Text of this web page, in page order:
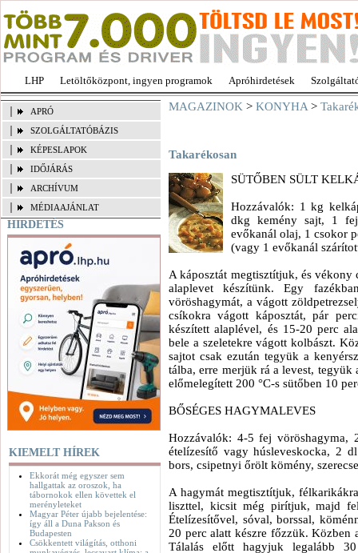
LHP Letöltőközpont, ingyen programok Apróhirdetések
APRÓ
SZOLGÁLTATÓBÁZIS
KÉPESLAPOK
IDŐJÁRÁS
ARCHÍVUM
MÉDIAAJÁNLAT
HIRDETÉS
KIEMELT HÍREK
Ekkorát még egyszer sem
hallgattak az oroszok, ha
tábornokok ellen követtek el
merényleteket
Magyar Péter újabb bejelentése:
így áll a Duna Pakson és
Budapesten
Csökkentett világítás, otthoni
MAGAZINOK > KONYHA >
Takarékosan
SÜTŐBEN SÜLT
Hozzávalók: 1 kg
dkg kemény sajt, 1
evőkanál olaj, 1 csokor
(vagy 1 evőkanál
A káposztát megtisztítjuk, és
alaplevet készítünk. Egy
vöröshagymát, a vágott
csíkokra vágott káposztát, pár
készített alaplével, és 15-20 perc
bele a szeletekre vágott kolbászt.
sajtot csak ezután tegyük a
tálba, erre merjük rá a levest, tegyük
előmelegített 200 °C-s sütőben 10
BŐSÉGES HAGYMALEVES
Hozzávalók: 4-5 fej
ételízesítő vagy húsleveskocka, 2
bors, csipetnyi őrölt kömény,
A hagymát megtisztítjuk,
liszttel, kicsit még pirítjuk, majd
Ételízesítővel, sóval, borssal,
20 perc alatt készre főzzük.
Tálalás előtt hagyjuk legalább